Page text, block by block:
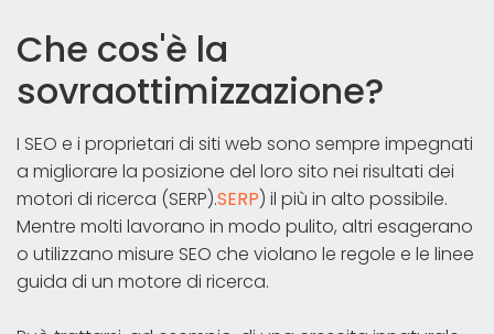
Che cos'è la
sovraottimizzazione?
I SEO e i proprietari di siti web sono sempre impegnati
a migliorare la posizione del loro sito nei risultati dei
motori di ricerca (SERP).SERP) il più in alto possibile.
Mentre molti lavorano in modo pulito, altri esagerano
o utilizzano misure SEO che violano le regole e le linee
guida di un motore di ricerca.